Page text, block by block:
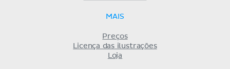
MAIS
Preços
Licença das ilustrações
Loja